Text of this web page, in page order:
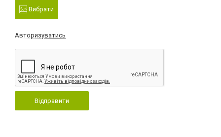
Вибрати
Авторизуватись
Відправити